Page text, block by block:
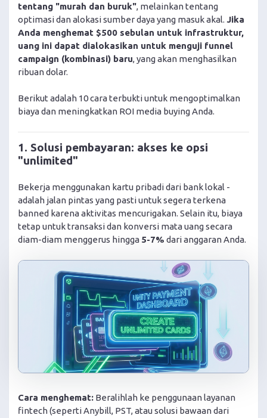
tentang "murah dan buruk", melainkan tentang
optimasi dan alokasi sumber daya yang masuk akal. Jika
Anda menghemat $500 sebulan untuk infrastruktur,
uang ini dapat dialokasikan untuk menguji funnel
campaign (kombinasi) baru, yang akan menghasilkan
ribuan dolar.
Berikut adalah 10 cara terbukti untuk mengoptimalkan
biaya dan meningkatkan ROI media buying Anda.
1. Solusi pembayaran: akses ke opsi
"unlimited"
Bekerja menggunakan kartu pribadi dari bank lokal -
adalah jalan pintas yang pasti untuk segera terkena
banned karena aktivitas mencurigakan. Selain itu, biaya
tetap untuk transaksi dan konversi mata uang secara
diam-diam menggerus hingga 5-7% dari anggaran Anda.
Cara menghemat: Beralihlah ke penggunaan layanan
fintech (seperti Anybill, PST, atau solusi bawaan dari